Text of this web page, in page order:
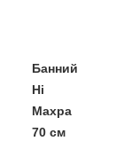
Банний
Ні
Махра
70 см